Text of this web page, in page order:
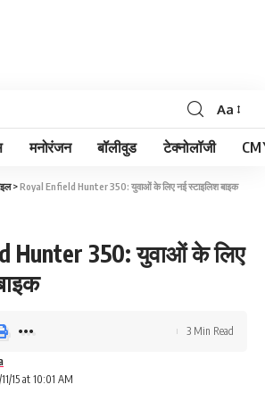
Font
Resizer
Aa
मनोरंजन बॉलीवुड टेक्नोलॉजी CM
>Royal Enfield Hunter 350: युवाओं के लिए नई स्टाइलिश बाइक
Hunter 350: युवाओं के लिए
15 at 10:01 AM
3 Min Read